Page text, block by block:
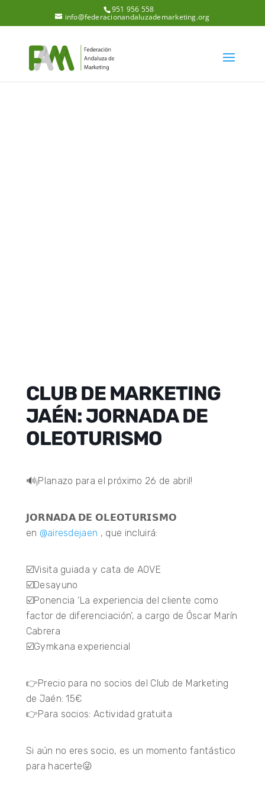
951 956 558
info@federacionandaluzademarketing.org
CLUB DE MARKETING
JAÉN: JORNADA DE
OLEOTURISMO
🔊¡Planazo para el próximo 26 de abril!
𝗝𝗢𝗥𝗡𝗔𝗗𝗔 𝗗𝗘 𝗢𝗟𝗘𝗢𝗧𝗨𝗥𝗜𝗦𝗠𝗢
en @airesdejaen , que incluirá:
☑️Visita guiada y cata de AOVE
☑️Desayuno
☑️Ponencia ‘La experiencia del cliente como
factor de diferenciación’, a cargo de Óscar Marín
Cabrera
☑️Gymkana experiencial
👉Precio para no socios del Club de Marketing
de Jaén: 15€
👉Para socios: Actividad gratuita
Si aún no eres socio, es un momento fantástico
para hacerte😜